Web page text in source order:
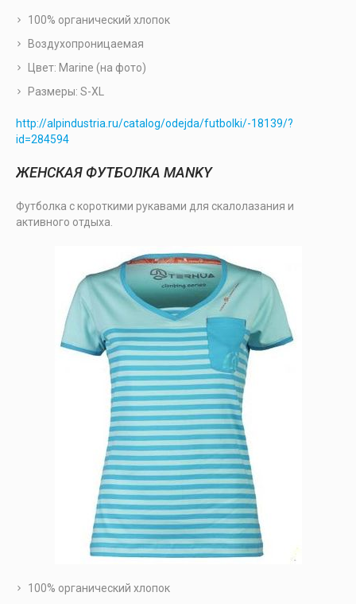
100% органический хлопок
Воздухопроницаемая
Цвет: Marine (на фото)
Размеры: S-XL
http://alpindustria.ru/catalog/odejda/futbolki/-18139/?
id=284594
ЖЕНСКАЯ ФУТБОЛКА MANKY
Футболка с короткими рукавами для скалолазания и
активного отдыха.
100% органический хлопок